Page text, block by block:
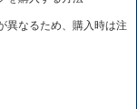
異なるため、購入時は注